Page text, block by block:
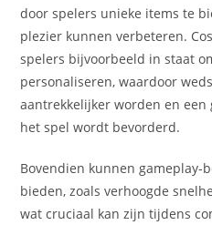
door spelers unieke items te
plezier kunnen verbeteren.
spelers bijvoorbeeld in staat
personaliseren, waardoor
aantrekkelijker worden en
het spel wordt bevorderd.
Bovendien kunnen gameplay-
bieden, zoals verhoogde
wat cruciaal kan zijn tijdens